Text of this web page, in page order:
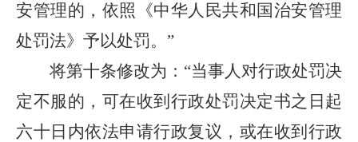
安管理的，依照《中华人民共和国治安管理
处罚法》予以处罚。”
将第十条修改为：“当事人对行政处罚决
定不服的，可在收到行政处罚决定书之日起
六十日内依法申请行政复议，或在收到行政